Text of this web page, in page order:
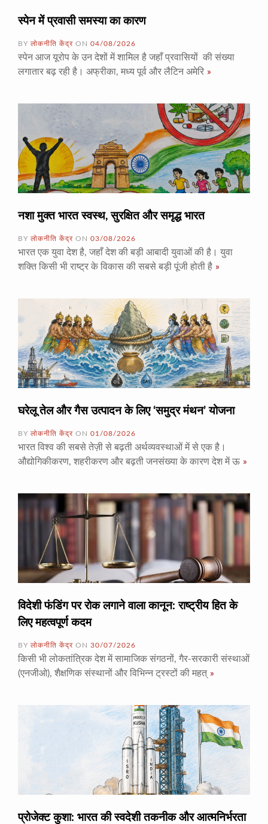
स्पेन में प्रवासी समस्या का कारण
BY लोकनीति केंद्र ON 04/08/2026
स्पेन आज यूरोप के उन देशों में शामिल है जहाँ प्रवासियों की संख्या
लगातार बढ़ रही है। अफ्रीका, मध्य पूर्व और लैटिन अमेरि »
नशा मुक्त भारत स्वस्थ, सुरक्षित और समृद्ध भारत
BY लोकनीति केंद्र ON 03/08/2026
भारत एक युवा देश है, जहाँ देश की बड़ी आबादी युवाओं की है। युवा
शक्ति किसी भी राष्ट्र के विकास की सबसे बड़ी पूंजी होती है »
घरेलू तेल और गैस उत्पादन के लिए ‘समुद्र मंथन’ योजना
BY लोकनीति केंद्र ON 01/08/2026
भारत विश्व की सबसे तेज़ी से बढ़ती अर्थव्यवस्थाओं में से एक है।
औद्योगिकीकरण, शहरीकरण और बढ़ती जनसंख्या के कारण देश में ऊ »
विदेशी फंडिंग पर रोक लगाने वाला कानून: राष्ट्रीय हित के
लिए महत्वपूर्ण कदम
BY लोकनीति केंद्र ON 30/07/2026
किसी भी लोकतांत्रिक देश में सामाजिक संगठनों, गैर-सरकारी संस्थाओं
(एनजीओ), शैक्षणिक संस्थानों और विभिन्न ट्रस्टों की महत् »
प्रोजेक्ट कुशा: भारत की स्वदेशी तकनीक और आत्मनिर्भरता